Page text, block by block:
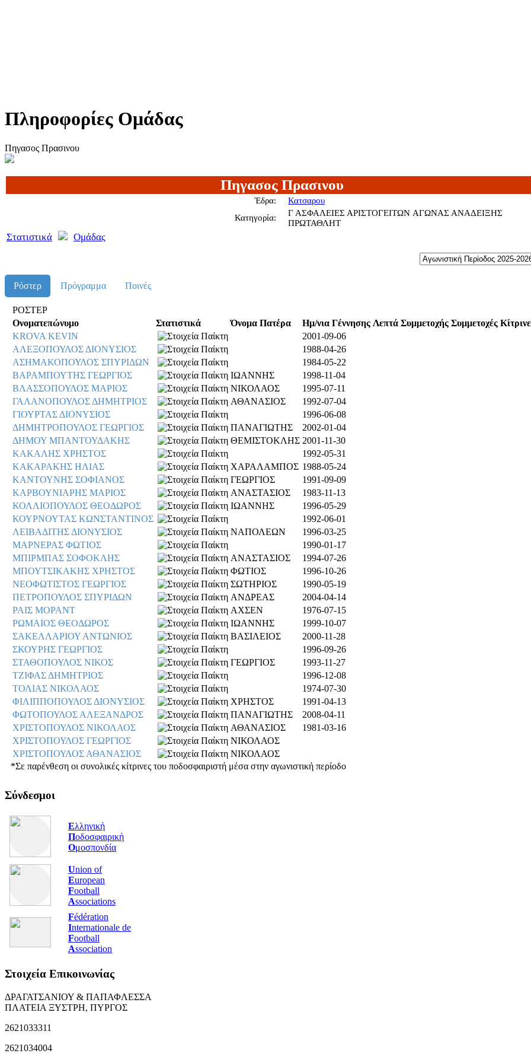
Πληροφορίες Ομάδας
Πηγασος Πρασινου
Πηγασος Πρασινου
Έδρα:
Κατσαρου
Κατηγορία:
Γ ΑΣΦΑΛΕΙΕΣ ΑΡΙΣΤΟΓΕΙΤΩΝ ΑΓΩΝΑΣ ΑΝΑΔΕΙΞΗΣ
ΠΡΩΤΑΘΛΗΤ
Στατιστικά Ομάδας
Ρόστερ Πρόγραμμα Ποινές
ΡΟΣΤΕΡ
Ονοματεπώνυμο
Στατιστικά Όνομα Πατέρα Ημ/νια Γέννησης Λεπτά Συμμετοχής Συμμετοχές
KROVA KEVIN
2001-09-06
ΑΛΕΞΟΠΟΥΛΟΣ ΔΙΟΝΥΣΙΟΣ
1988-04-26
ΑΣΗΜΑΚΟΠΟΥΛΟΣ ΣΠΥΡΙΔΩΝ
1984-05-22
ΒΑΡΑΜΠΟΥΤΗΣ ΓΕΩΡΓΙΟΣ
ΙΩΑΝΝΗΣ
1998-11-04
ΒΛΑΣΣΟΠΟΥΛΟΣ ΜΑΡΙΟΣ
ΝΙΚΟΛΑΟΣ
1995-07-11
ΓΑΛΑΝΟΠΟΥΛΟΣ ΔΗΜΗΤΡΙΟΣ
ΑΘΑΝΑΣΙΟΣ
1992-07-04
ΓΙΟΥΡΤΑΣ ΔΙΟΝΥΣΙΟΣ
1996-06-08
ΔΗΜΗΤΡΟΠΟΥΛΟΣ ΓΕΩΡΓΙΟΣ
ΠΑΝΑΓΙΩΤΗΣ
2002-01-04
ΔΗΜΟΥ ΜΠΑΝΤΟΥΔΑΚΗΣ
ΘΕΜΙΣΤΟΚΛΗΣ 2001-11-30
ΚΑΚΑΛΗΣ ΧΡΗΣΤΟΣ
1992-05-31
ΚΑΚΑΡΑΚΗΣ ΗΛΙΑΣ
ΧΑΡΑΛΑΜΠΟΣ 1988-05-24
ΚΑΝΤΟΥΝΗΣ ΣΟΦΙΑΝΟΣ
ΓΕΩΡΓΙΟΣ
1991-09-09
ΚΑΡΒΟΥΝΙΑΡΗΣ ΜΑΡΙΟΣ
ΑΝΑΣΤΑΣΙΟΣ
1983-11-13
ΚΟΛΛΙΟΠΟΥΛΟΣ ΘΕΟΔΩΡΟΣ
ΙΩΑΝΝΗΣ
1996-05-29
ΚΟΥΡΝΟΥΤΑΣ ΚΩΝΣΤΑΝΤΙΝΟΣ
1992-06-01
ΛΕΙΒΑΔΙΤΗΣ ΔΙΟΝΥΣΙΟΣ
ΝΑΠΟΛΕΩΝ
1996-03-25
ΜΑΡΝΕΡΑΣ ΦΩΤΙΟΣ
1990-01-17
ΜΠΙΡΜΠΑΣ ΣΟΦΟΚΛΗΣ
ΑΝΑΣΤΑΣΙΟΣ
1994-07-26
ΜΠΟΥΤΣΙΚΑΚΗΣ ΧΡΗΣΤΟΣ
ΦΩΤΙΟΣ
1996-10-26
ΝΕΟΦΩΤΙΣΤΟΣ ΓΕΩΡΓΙΟΣ
ΣΩΤΗΡΙΟΣ
1990-05-19
ΠΕΤΡΟΠΟΥΛΟΣ ΣΠΥΡΙΔΩΝ
ΑΝΔΡΕΑΣ
2004-04-14
ΡΑΙΣ ΜΟΡΑΝΤ
ΑΧΣΕΝ
1976-07-15
ΡΩΜΑΙΟΣ ΘΕΟΔΩΡΟΣ
ΙΩΑΝΝΗΣ
1999-10-07
ΣΑΚΕΛΛΑΡΙΟΥ ΑΝΤΩΝΙΟΣ
ΒΑΣΙΛΕΙΟΣ
2000-11-28
ΣΚΟΥΡΗΣ ΓΕΩΡΓΙΟΣ
1996-09-26
ΣΤΑΘΟΠΟΥΛΟΣ ΝΙΚΟΣ
ΓΕΩΡΓΙΟΣ
1993-11-27
ΤΖΙΦΑΣ ΔΗΜΗΤΡΙΟΣ
1996-12-08
ΤΟΛΙΑΣ ΝΙΚΟΛΑΟΣ
1974-07-30
ΦΙΛΙΠΠΟΠΟΥΛΟΣ ΔΙΟΝΥΣΙΟΣ
ΧΡΗΣΤΟΣ
1991-04-13
ΦΩΤΟΠΟΥΛΟΣ ΑΛΕΞΑΝΔΡΟΣ
ΠΑΝΑΓΙΩΤΗΣ
2008-04-11
ΧΡΙΣΤΟΠΟΥΛΟΣ ΝΙΚΟΛΑΟΣ
ΑΘΑΝΑΣΙΟΣ
1981-03-16
ΧΡΙΣΤΟΠΟΥΛΟΣ ΓΕΩΡΓΙΟΣ
ΝΙΚΟΛΑΟΣ
ΧΡΙΣΤΟΠΟΥΛΟΣ ΑΘΑΝΑΣΙΟΣ
ΝΙΚΟΛΑΟΣ
*Σε παρένθεση οι συνολικές κίτρινες του ποδοσφαιριστή μέσα στην αγωνιστική περίοδο
Σύνδεσμοι
Ελληνική
Ποδοσφαιρική
Ομοσπονδία
Union of
European
Football
Associations
Fédération
Internationale de
Football
Association
Στοιχεία Επικοινωνίας
ΔΡΑΓΑΤΣΑΝΙΟΥ & ΠΑΠΑΦΛΕΣΣΑ
ΠΛΑΤΕΙΑ ΞΥΣΤΡΗ, ΠΥΡΓΟΣ
2621033311
2621034004